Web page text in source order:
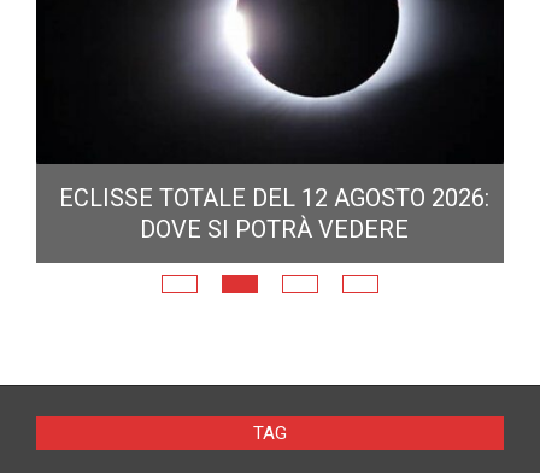
ECLISSE TOTALE DEL 12 AGOSTO 2026:
DOVE SI POTRÀ VEDERE
TAG